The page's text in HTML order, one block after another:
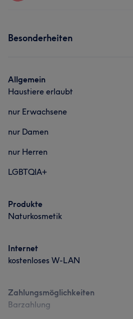
Besonderheiten
Allgemein
Haustiere erlaubt
nur Erwachsene
nur Damen
nur Herren
LGBTQIA+
Produkte
Naturkosmetik
Internet
kostenloses W-LAN
Zahlungsmöglichkeiten
Barzahlung